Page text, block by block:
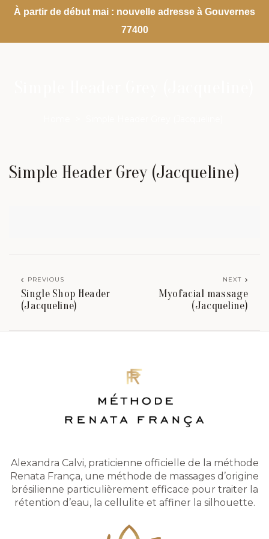
À partir de début mai : nouvelle adresse à Gouvernes
77400
Simple Header Grey (Jacqueline)
PREVIOUS
Single Shop Header
(Jacqueline)
NEXT
Myofacial massage
(Jacqueline)
Alexandra Calvi, praticienne officielle de la méthode
Renata França, une méthode de massages d’origine
brésilienne particulièrement efficace pour traiter la
rétention d’eau, la cellulite et affiner la silhouette.